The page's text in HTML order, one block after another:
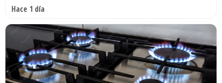
Hace 1 día